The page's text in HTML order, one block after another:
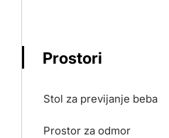
Prostori
Stol za previjanje beba
Prostor za odmor